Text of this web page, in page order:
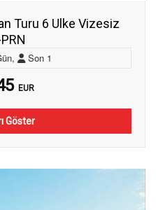
Turu 6 Ulke Vizesiz
, Son 1
EUR
Göster